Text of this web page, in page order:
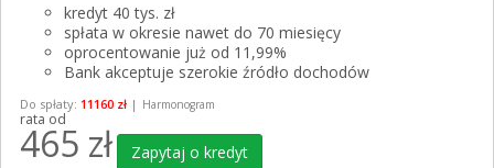
kredyt 40 tys. zł
spłata w okresie nawet do 70 miesięcy
oprocentowanie już od 11,99%
Bank akceptuje szerokie źródło dochodów
Do spłaty: 11160 zł | Harmonogram
rata od
465 zł Zapytaj o kredyt